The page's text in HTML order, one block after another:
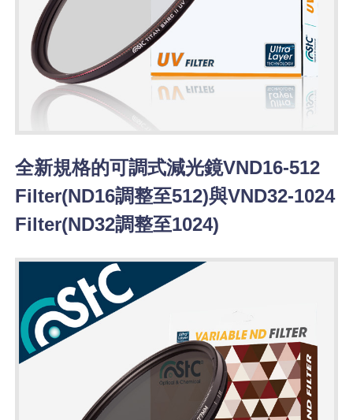
全新規格的可調式減光鏡VND16-512
Filter(ND16調整至512)與VND32-1024
Filter(ND32調整至1024)